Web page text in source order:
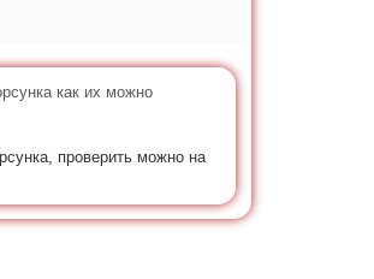
как их можно
проверить можно на